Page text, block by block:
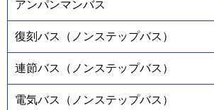
アンパンマンバス
復刻バス（ノンステップバス）
連節バス（ノンステップバス）
電気バス（ノンステップバス）